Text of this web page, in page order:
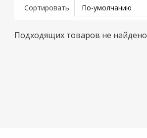
Сортировать
Подходящих товаров не найдено